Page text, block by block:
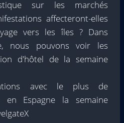
sur les marchés
affecteront-elles
vers les îles ? Dans
nous pouvons voir les
d'hôtel de la semaine
avec le plus de
en Espagne la semaine